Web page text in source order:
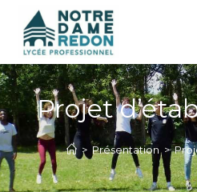
Projet
> Présentation >